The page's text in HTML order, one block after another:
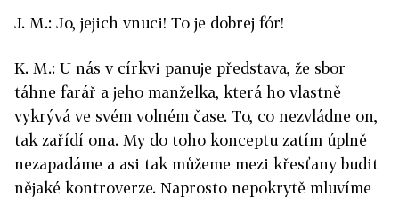
J. M.: Jo, jejich vnuci! To je dobrej fór!
K. M.: U nás v církvi panuje představa, že sbor
táhne farář a jeho manželka, která ho vlastně
vykrývá ve svém volném čase. To, co nezvládne on,
tak zařídí ona. My do toho konceptu zatím úplně
nezapadáme a asi tak můžeme mezi křesťany budit
nějaké kontroverze. Naprosto nepokrytě mluvíme